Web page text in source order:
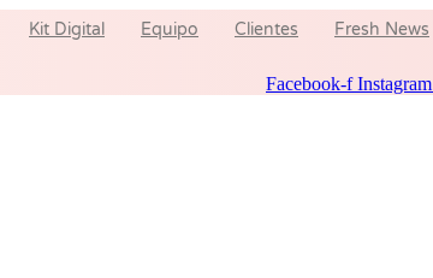
Kit Digital Equipo Clientes Fresh News
Facebook-f Instagram